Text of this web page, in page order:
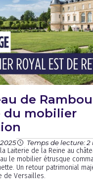
de
du mobilier
Temps de lecture:
Laiterie de la Reine au
le mobilier étrusque
Un retour patrimonial
de Versailles.